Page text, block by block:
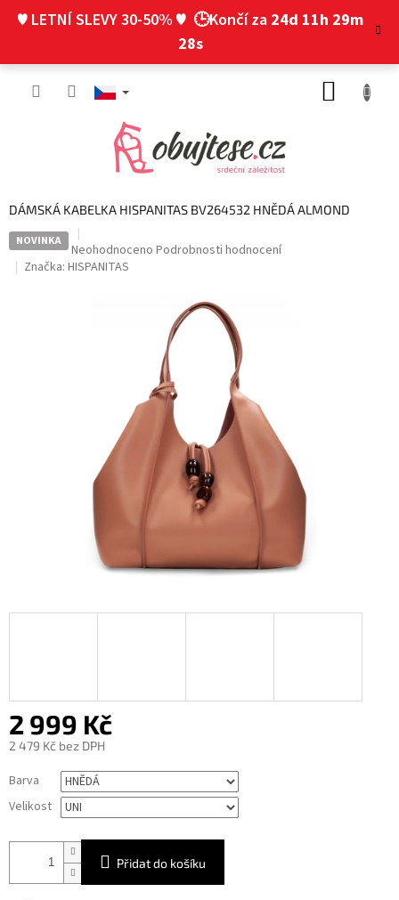
♥ LETNÍ SLEVY 30-50% ♥ 🕒Končí za 24d 11h 29m
28s
DÁMSKÁ KABELKA HISPANITAS BV264532 HNĚDÁ ALMOND
NOVINKA
Průměrné
hodnocení
Neohodnoceno Podrobnosti hodnocení
Značka: HISPANITAS
2 999 Kč
2 479 Kč bez DPH
cena:
Barva
Velikost
Přidat do košíku